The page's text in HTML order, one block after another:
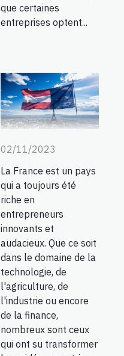
que certaines
entreprises optent...
02/11/2023
La France est un pays
qui a toujours été
riche en
entrepreneurs
innovants et
audacieux. Que ce soit
dans le domaine de la
technologie, de
l'agriculture, de
l'industrie ou encore
de la finance,
nombreux sont ceux
qui ont su transformer